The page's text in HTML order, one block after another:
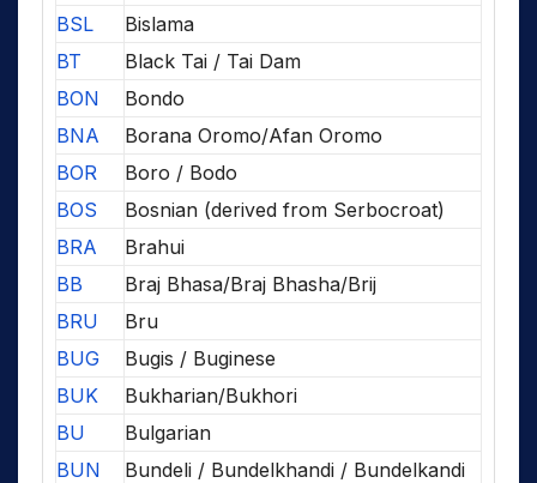
BSL
Bislama
BT
Black Tai / Tai Dam
BON
Bondo
BNA
Borana Oromo/Afan Oromo
BOR
Boro / Bodo
BOS
Bosnian (derived from Serbocroat)
BRA
Brahui
BB
Braj Bhasa/Braj Bhasha/Brij
BRU
Bru
BUG
Bugis / Buginese
BUK
Bukharian/Bukhori
BU
Bulgarian
BUN
Bundeli / Bundelkhandi / Bundelkandi